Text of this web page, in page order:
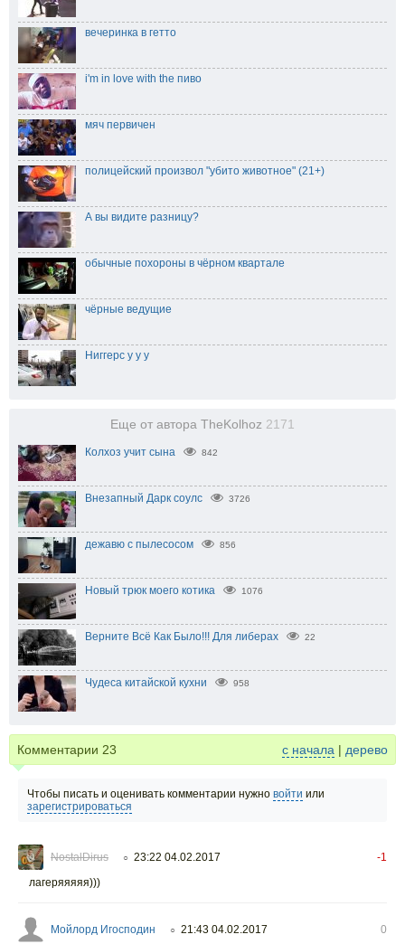
вечеринка в гетто
i'm in love with the пиво
мяч первичен
полицейский произвол "убито животное" (21+)
А вы видите разницу?
обычные похороны в чёрном квартале
чёрные ведущие
Ниггерс у у у
Еще от автора TheKolhoz 2171
Колхоз учит сына 842
Внезапный Дарк соулс 3726
дежавю с пылесосом 856
Новый трюк моего котика 1076
Верните Всё Как Было!!! Для либерах 22
Чудеса китайской кухни 958
Комментарии 23 с начала | дерево
Чтобы писать и оценивать комментарии нужно войти или
зарегистрироваться
NostalDirus ○ 23:22 04.02.2017
-1
лагеряяяяя)))
Мойлорд Игосподин ○ 21:43 04.02.2017
0